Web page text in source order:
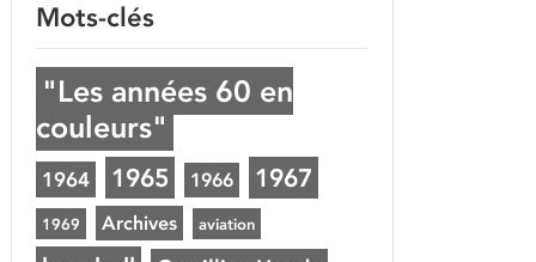
Mots-clés
"Les années 60 en
couleurs"
1964 1965 1966 1967
1969 Archives aviation